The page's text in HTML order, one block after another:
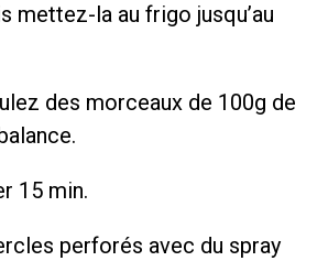
mettez-la au frigo jusqu’au
des morceaux de 100g de
15 min.
perforés avec du spray